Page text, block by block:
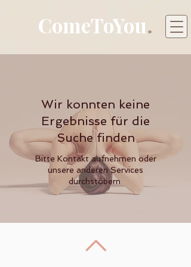
ComeToYou.
Wir konnten keine
Ergebnisse für die
Suche finden
Bitte Kontakt aufnehmen oder
unsere anderen Services
durchstöbern.